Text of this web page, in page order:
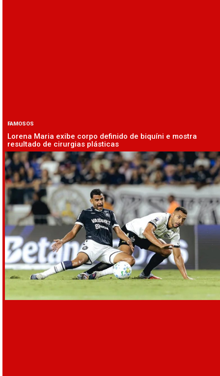
FAMOSOS
Lorena Maria exibe corpo definido de biquíni e mostra
resultado de cirurgias plásticas